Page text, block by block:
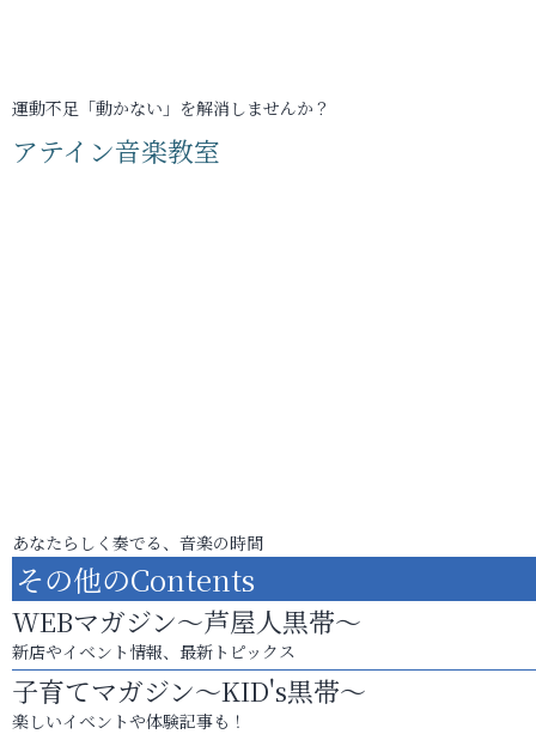
運動不足「動かない」を解消しませんか？
アテイン音楽教室
あなたらしく奏でる、音楽の時間
その他のContents
WEBマガジン～芦屋人黒帯～
新店やイベント情報、最新トピックス
子育てマガジン～KID's黒帯～
楽しいイベントや体験記事も！